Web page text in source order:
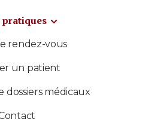
pratiques
rendez-vous
un patient
dossiers médicaux